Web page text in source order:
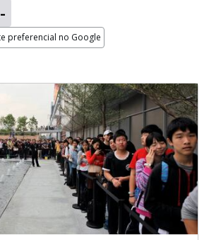
preferencial no Google